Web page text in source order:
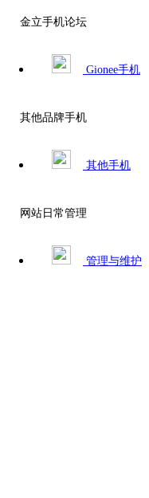
金立手机论坛
Gionee手机
其他品牌手机
其他手机
网站日常管理
管理与维护